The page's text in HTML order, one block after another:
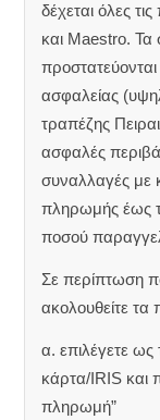
δέχεται όλες
και Maestro. Τα
ασφαλείας
τραπέζης
ασφαλές
συναλλαγές με
πληρωμής έως
ποσού
Σε περίπτωση
ακολουθείτε
α. επιλέγετε
κάρτα/IRIS και
πληρωμή”